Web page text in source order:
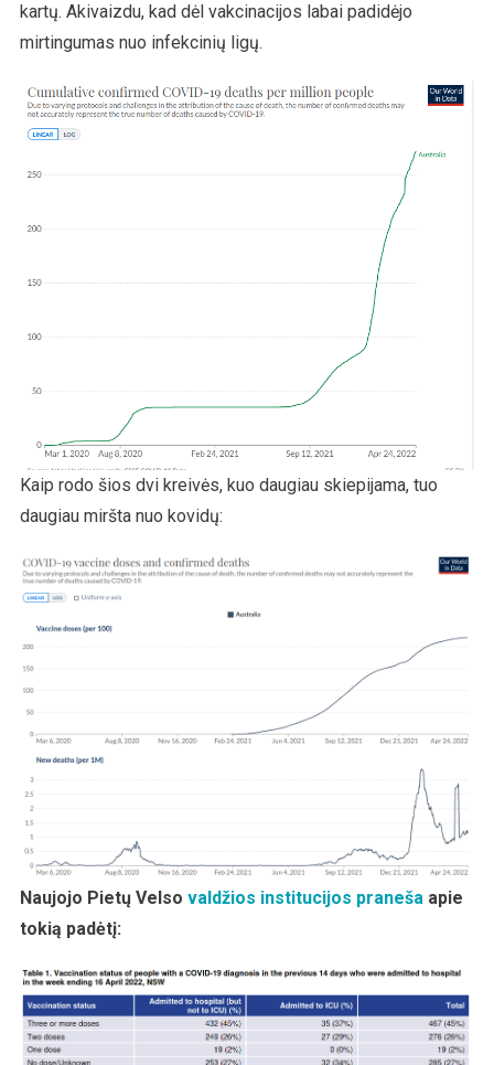
kartų. Akivaizdu, kad dėl vakcinacijos labai padidėjo
mirtingumas nuo infekcinių ligų.
Kaip rodo šios dvi kreivės, kuo daugiau skiepijama, tuo
daugiau miršta nuo kovidų:
Naujojo Pietų Velso valdžios institucijos praneša apie
tokią padėtį: